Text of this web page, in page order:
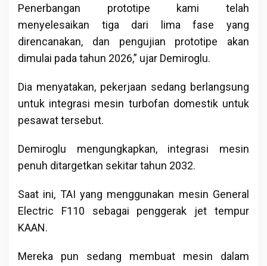
Penerbangan prototipe kami telah
menyelesaikan tiga dari lima fase yang
direncanakan, dan pengujian prototipe akan
dimulai pada tahun 2026,” ujar Demiroglu.
Dia menyatakan, pekerjaan sedang berlangsung
untuk integrasi mesin turbofan domestik untuk
pesawat tersebut.
Demiroglu mengungkapkan, integrasi mesin
penuh ditargetkan sekitar tahun 2032.
Saat ini, TAI yang menggunakan mesin General
Electric F110 sebagai penggerak jet tempur
KAAN.
Mereka pun sedang membuat mesin dalam